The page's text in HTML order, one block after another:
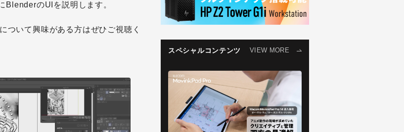
BlenderのUIを説明します。
ついて興味がある方はぜひご視聴く
スペシャルコンテンツ VIEW MORE